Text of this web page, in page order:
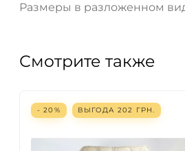
Размеры в разложенном
Смотрите также
- 20% ВЫГОДА 202 ГРН.